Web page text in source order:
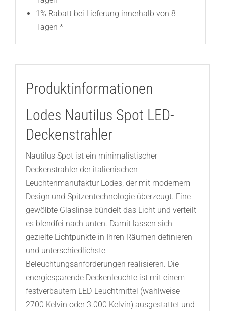
1% Rabatt bei Lieferung innerhalb von 8
Tagen *
Produktinformationen
Lodes Nautilus Spot LED-
Deckenstrahler
Nautilus Spot ist ein minimalistischer
Deckenstrahler der italienischen
Leuchtenmanufaktur Lodes, der mit modernem
Design und Spitzentechnologie überzeugt. Eine
gewölbte Glaslinse bündelt das Licht und verteilt
es blendfei nach unten. Damit lassen sich
gezielte Lichtpunkte in Ihren Räumen definieren
und unterschiedlichste
Beleuchtungsanforderungen realisieren. Die
energiesparende Deckenleuchte ist mit einem
festverbautem LED-Leuchtmittel (wahlweise
2700 Kelvin oder 3.000 Kelvin) ausgestattet und